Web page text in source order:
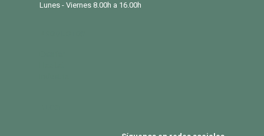
Lunes - Viernes 8.00h a 16.00h